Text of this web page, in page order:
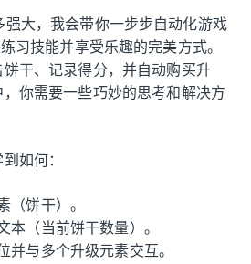
强大，我会带你一步步自动化游戏
习技能并享受乐趣的完美方式。
干、记录得分，并自动购买升
你需要一些巧妙的思考和解决方
如何：
（饼干）。
本（当前饼干数量）。
并与多个升级元素交互。